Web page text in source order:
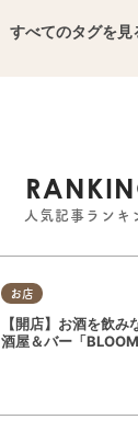
すべてのタグを見
人気記事ランキ
お店
【開店】お酒を飲
酒屋＆バー「